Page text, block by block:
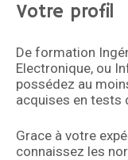
Votre profil
De formation
Electronique, ou
possédez au
acquises en tests
Grace à votre
connaissez les